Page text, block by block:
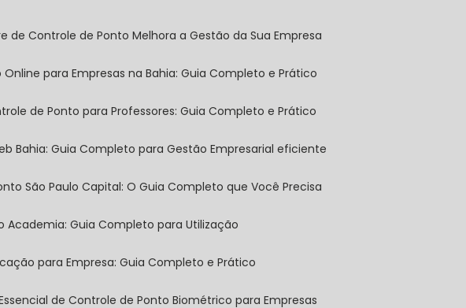
de Controle de Ponto Melhora a Gestão da Sua Empresa
Online para Empresas na Bahia: Guia Completo e Prático
de Ponto para Professores: Guia Completo e Prático
Bahia: Guia Completo para Gestão Empresarial eficiente
São Paulo Capital: O Guia Completo que Você Precisa
Academia: Guia Completo para Utilização
para Empresa: Guia Completo e Prático
Essencial de Controle de Ponto Biométrico para Empresas